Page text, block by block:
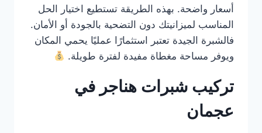
أسعار واضحة. بهذه الطريقة تستطيع اختيار الحل
المناسب لميزانيتك دون التضحية بالجودة أو الأمان.
فالشبرة الجيدة تعتبر استثمارًا عمليًا يحمي المكان
ويوفر مساحة مغطاة مفيدة لفترة طويلة.
تركيب شبرات هناجر في
عجمان